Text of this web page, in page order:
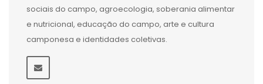
sociais do campo, agroecologia, soberania alimentar
e nutricional, educação do campo, arte e cultura
camponesa e identidades coletivas.